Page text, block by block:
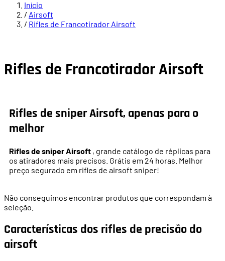
Início
/ Airsoft
/ Rifles de Francotirador Airsoft
Rifles de Francotirador Airsoft
Rifles de sniper Airsoft, apenas para o
melhor
Rifles de sniper Airsoft , grande catálogo de réplicas para
os atiradores mais precisos. Grátis em 24 horas. Melhor
preço segurado em rifles de airsoft sniper!
Não conseguimos encontrar produtos que correspondam à
seleção.
Características dos rifles de precisão do
airsoft